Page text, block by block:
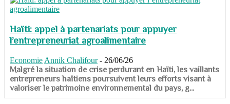
Haïti: appel à partenariats pour appuyer
l’entrepreneuriat agroalimentaire
Economie Annik Chalifour - 26/06/26
​​​​​​​Malgré la situation de crise perdurant en Haïti, les vaillants
entrepreneurs haïtiens poursuivent leurs efforts visant à
valoriser le patrimoine environnemental du pays, g...